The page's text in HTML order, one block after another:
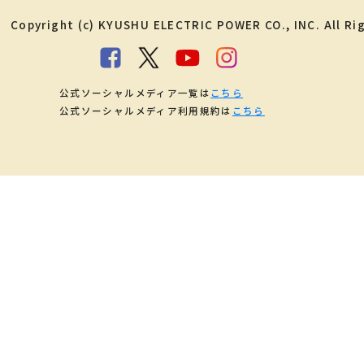
Copyright (c) KYUSHU ELECTRIC POWER CO., INC. All
公式ソーシャルメディア一覧は こちら
公式ソーシャルメディア利用規約は こちら